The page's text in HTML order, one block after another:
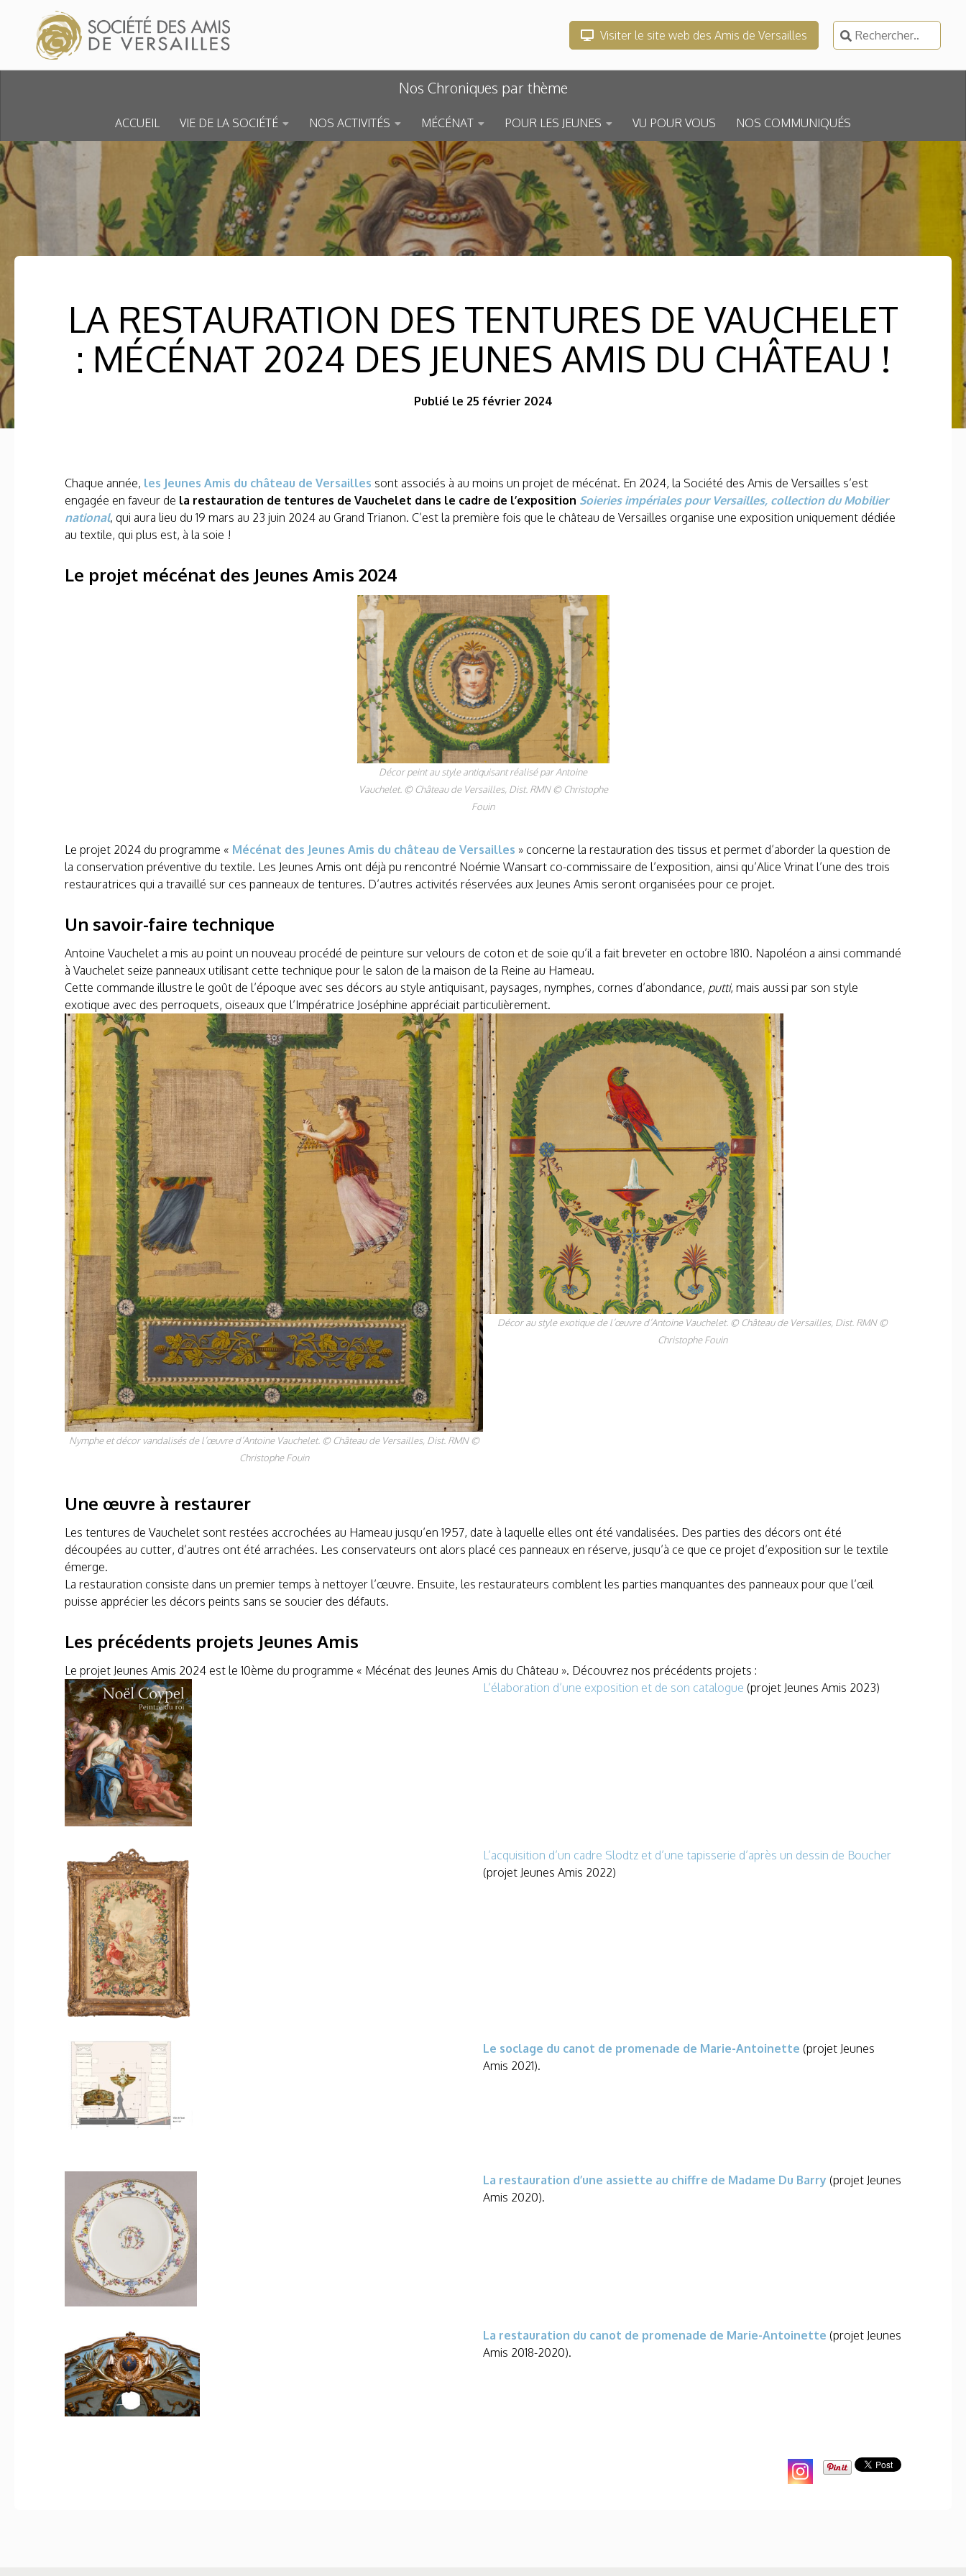
Skip to content
Visiter le site web des Amis de Versailles
Rechercher :
Nos Chroniques par thème
ACCUEIL VIE DE LA SOCIÉTÉ NOS ACTIVITÉS MÉCÉNAT POUR LES JEUNES VU POUR VOUS NOS COMMUNIQUÉS
LA RESTAURATION DES TENTURES DE VAUCHELET
: MÉCÉNAT 2024 DES JEUNES AMIS DU CHÂTEAU !
Publié le 25 février 2024
Chaque année, les Jeunes Amis du château de Versailles sont associés à au moins un projet de mécénat. En 2024, la Société des Amis de Versailles s’est
engagée en faveur de la restauration de tentures de Vauchelet dans le cadre de l’exposition Soieries impériales pour Versailles, collection du Mobilier
national, qui aura lieu du 19 mars au 23 juin 2024 au Grand Trianon. C’est la première fois que le château de Versailles organise une exposition uniquement dédiée
au textile, qui plus est, à la soie !
Le projet mécénat des Jeunes Amis 2024
Décor peint au style antiquisant réalisé par Antoine
Vauchelet. © Château de Versailles, Dist. RMN © Christophe
Fouin
Le projet 2024 du programme « Mécénat des Jeunes Amis du château de Versailles » concerne la restauration des tissus et permet d’aborder la question de
la conservation préventive du textile. Les Jeunes Amis ont déjà pu rencontré Noémie Wansart co-commissaire de l’exposition, ainsi qu’Alice Vrinat l’une des trois
restauratrices qui a travaillé sur ces panneaux de tentures. D’autres activités réservées aux Jeunes Amis seront organisées pour ce projet.
Un savoir-faire technique
Antoine Vauchelet a mis au point un nouveau procédé de peinture sur velours de coton et de soie qu’il a fait breveter en octobre 1810. Napoléon a ainsi commandé
à Vauchelet seize panneaux utilisant cette technique pour le salon de la maison de la Reine au Hameau.
Cette commande illustre le goût de l’époque avec ses décors au style antiquisant, paysages, nymphes, cornes d’abondance, putti, mais aussi par son style
exotique avec des perroquets, oiseaux que l’Impératrice Joséphine appréciait particulièrement.
Nymphe et décor vandalisés de l’œuvre d’Antoine Vauchelet. © Château de Versailles, Dist. RMN ©
Christophe Fouin
Décor au style exotique de l’œuvre d’Antoine Vauchelet. © Château de Versailles, Dist. RMN ©
Christophe Fouin
Une œuvre à restaurer
Les tentures de Vauchelet sont restées accrochées au Hameau jusqu’en 1957, date à laquelle elles ont été vandalisées. Des parties des décors ont été
découpées au cutter, d’autres ont été arrachées. Les conservateurs ont alors placé ces panneaux en réserve, jusqu’à ce que ce projet d’exposition sur le textile
émerge.
La restauration consiste dans un premier temps à nettoyer l’œuvre. Ensuite, les restaurateurs comblent les parties manquantes des panneaux pour que l’œil
puisse apprécier les décors peints sans se soucier des défauts.
Les précédents projets Jeunes Amis
Le projet Jeunes Amis 2024 est le 10ème du programme « Mécénat des Jeunes Amis du Château ». Découvrez nos précédents projets :
L’élaboration d’une exposition et de son catalogue (projet Jeunes Amis 2023)
L’acquisition d’un cadre Slodtz et d’une tapisserie d’après un dessin de Boucher
(projet Jeunes Amis 2022)
Le soclage du canot de promenade de Marie-Antoinette (projet Jeunes
Amis 2021).
La restauration d’une assiette au chiffre de Madame Du Barry (projet Jeunes
Amis 2020).
La restauration du canot de promenade de Marie-Antoinette (projet Jeunes
Amis 2018-2020).